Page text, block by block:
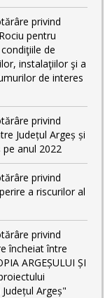
privind
pentru
de
instalaţiilor şi a
de interes
privind
Județul Argeș și
pe anul 2022
privind
a riscurilor al
privind
încheiat între
ARGEȘULUI ȘI
Argeș"